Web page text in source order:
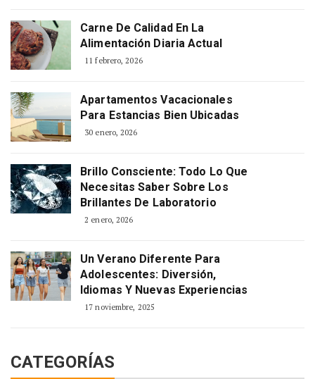
Carne De Calidad En La
Alimentación Diaria Actual
11 febrero, 2026
Apartamentos Vacacionales
Para Estancias Bien Ubicadas
30 enero, 2026
Brillo Consciente: Todo Lo Que
Necesitas Saber Sobre Los
Brillantes De Laboratorio
2 enero, 2026
Un Verano Diferente Para
Adolescentes: Diversión,
Idiomas Y Nuevas Experiencias
17 noviembre, 2025
CATEGORÍAS